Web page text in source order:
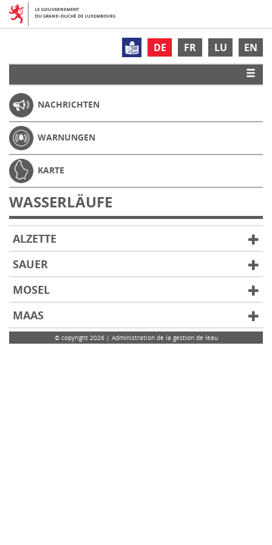
DE FR LU EN
NACHRICHTEN
WARNUNGEN
KARTE
WASSERLÄUFE
ALZETTE
SAUER
MOSEL
MAAS
© copyright 2026 | Administration de la gestion de leau